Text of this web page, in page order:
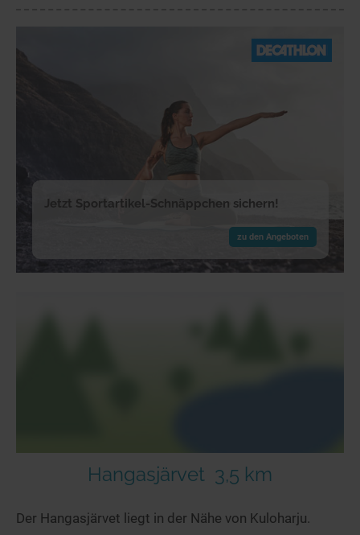
Jetzt Sportartikel-Schnäppchen sichern!
zu den Angeboten
Hangasjärvet 3,5 km
Der Hangasjärvet liegt in der Nähe von Kuloharju.